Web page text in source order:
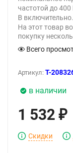
частотой до
В включительно.
На этот товар
покупку
Всего
Артикул: T-
в наличии
1 532 ₽
Скидки